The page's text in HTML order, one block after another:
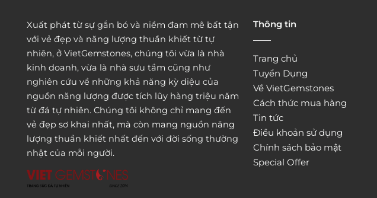
Xuất phát từ sự gắn bó và niềm đam mê bất tận
với vẻ đẹp và năng lượng thuần khiết từ tự
nhiên, ở VietGemstones, chúng tôi vừa là nhà
kinh doanh, vừa là nhà sưu tầm cũng như
nghiên cứu về những khả năng kỳ diệu của
nguồn năng lượng được tích lũy hàng triệu năm
từ đá tự nhiên. Chúng tôi không chỉ mang đến
vẻ đẹp sơ khai nhất, mà còn mang nguồn năng
lượng thuần khiết nhất đến với đời sống thường
nhật của mỗi người.
Thông tin
Trang chủ
Tuyển Dụng
Về VietGemstones
Cách thức mua hàng
Tin tức
Điều khoản sử dụng
Chính sách bảo mật
Special Offer